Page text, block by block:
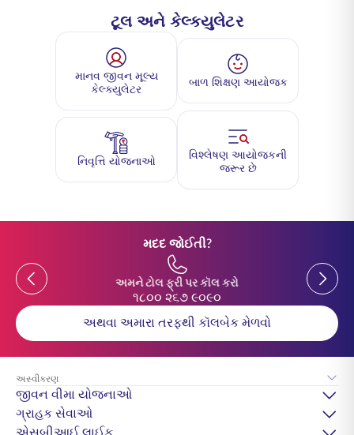
ટૂલ અને કેલ્ક્યુલેટર
માનવ જીવન મૂલ્ય
કેલ્ક્યુલેટર
બાળ શિક્ષણ આયોજક
નિવૃત્તિ યોજનાઓ
વિશ્લેષણ આયોજકની
જરૂર છે
મદદ જોઈતી?
Previous
અમને ટોલ ફ્રી પર કૉલ કરો
૧૮૦૦ ૨૬૭ ૯૦૯૦
Previous
અથવા અમારા તરફથી કૉલબેક મેળવો
અસ્વીકરણ
જીવન વીમા યોજનાઓ
ગ્રાહક સેવાઓ